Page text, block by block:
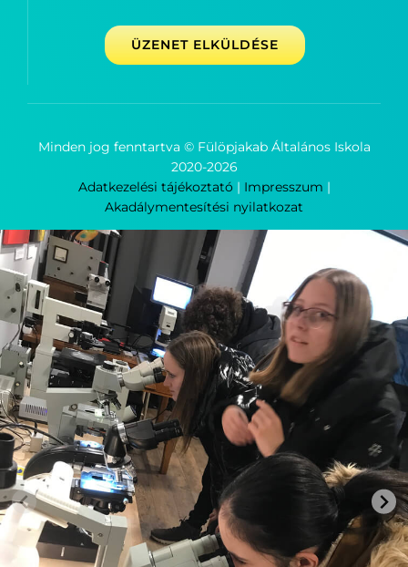
ÜZENET ELKÜLDÉSE
Minden jog fenntartva © Fülöpjakab Általános Iskola
2020-2026
Adatkezelési tájékoztató | Impresszum |
Akadálymentesítési nyilatkozat